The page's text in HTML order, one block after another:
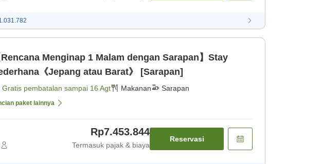
Rencana Menginap 1 Malam dengan Sarapan】Stay
《Jepang atau Barat》 [Sarapan]
Gratis pembatalan sampai 16 Agt Makanan Sarapan
paket lainnya
Rp7.453.844
Termasuk pajak & biaya
Reservasi